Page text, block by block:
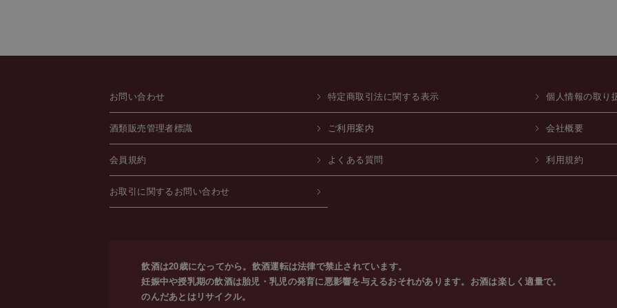
お問い合わせ 特定商取引法に関する表示 個人情報の取り
酒類販売管理者標識 ご利用案内 会社概要
会員規約 よくある質問 利用規約
お取引に関するお問い合わせ
飲酒は20歳になってから。飲酒運転は法律で禁止されています。
妊娠中や授乳期の飲酒は胎児・乳児の発育に悪影響を与えるおそれがあります。お酒は楽しく適量で。
のんだあとはリサイクル。